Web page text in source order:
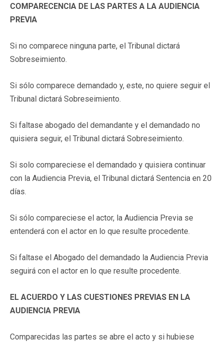
COMPARECENCIA DE LAS PARTES A LA AUDIENCIA
PREVIA
Si no comparece ninguna parte, el Tribunal dictará
Sobreseimiento.
Si sólo comparece demandado y, este, no quiere seguir el
Tribunal dictará Sobreseimiento.
Si faltase abogado del demandante y el demandado no
quisiera seguir, el Tribunal dictará Sobreseimiento.
Si solo compareciese el demandado y quisiera continuar
con la Audiencia Previa, el Tribunal dictará Sentencia en 20
días.
Si sólo compareciese el actor, la Audiencia Previa se
entenderá con el actor en lo que resulte procedente.
Si faltase el Abogado del demandado la Audiencia Previa
seguirá con el actor en lo que resulte procedente.
EL ACUERDO Y LAS CUESTIONES PREVIAS EN LA
AUDIENCIA PREVIA
Comparecidas las partes se abre el acto y si hubiese